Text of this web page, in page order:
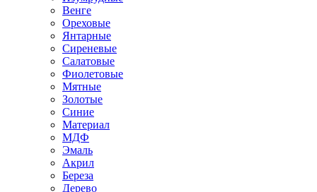
Венге
Ореховые
Янтарные
Сиреневые
Салатовые
Фиолетовые
Мятные
Золотые
Синие
Материал
МДФ
Эмаль
Акрил
Береза
Дерево